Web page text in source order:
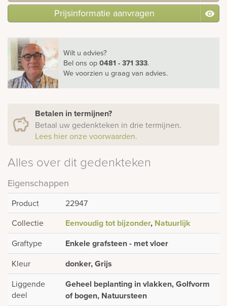
Prijsinformatie aanvragen
Wilt u advies?
Bel ons op0481 - 371 333.
We voorzien u graag van advies.
Betalen in termijnen?
Betaal uw gedenkteken in drie termijnen.
Lees hier onze voorwaarden.
Alles over dit gedenkteken
Eigenschappen
Product
22947
Collectie
Eenvoudig tot bijzonder, Natuurlijk
Graftype Enkele grafsteen - met vloer
Kleur donker, Grijs
Liggende
deel
Geheel beplanting in vlakken, Golfvorm
of bogen, Natuursteen